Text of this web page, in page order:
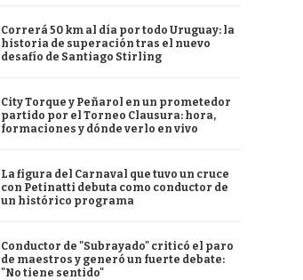
Correrá 50 km al día por todo Uruguay: la
historia de superación tras el nuevo
desafío de Santiago Stirling
City Torque y Peñarol en un prometedor
partido por el Torneo Clausura: hora,
formaciones y dónde verlo en vivo
La figura del Carnaval que tuvo un cruce
con Petinatti debuta como conductor de
un histórico programa
Conductor de "Subrayado" criticó el paro
de maestros y generó un fuerte debate:
"No tiene sentido"